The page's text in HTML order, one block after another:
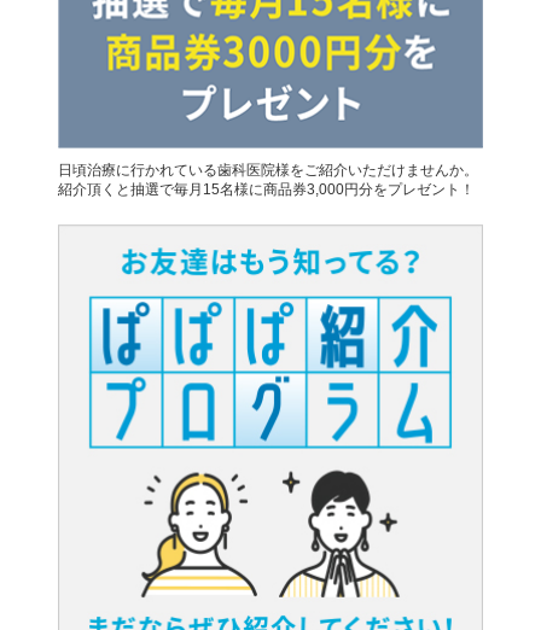
日頃治療に行かれている歯科医院様をご紹介いただけませんか。
紹介頂くと抽選で毎月15名様に商品券3,000円分をプレゼント！